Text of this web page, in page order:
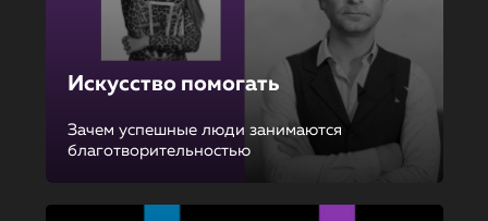
Искусство помогать
Зачем успешные люди занимаются
благотворительностью